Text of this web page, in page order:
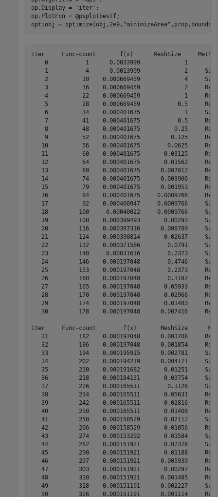
op.Display =
'iter' ;
op.PlotFcn = @psplotbestf;
optiobj = optimize(obj,2e9, "minimizeArea" ,prop,bounds,
Iter     Func-count       f(x)      MeshSize     Method
    0           1      0.0033999             1
1           4      0.0013999             2
2          10    0.000669459             4
3          16    0.000669459             2
4          22    0.000669459             1
5          28    0.000669459           0.5
6          34    0.000401675             1
7          41    0.000401675           0.5
8          48    0.000401675          0.25
9          52    0.000401675         0.125
10          56    0.000401675        0.0625
11          60    0.000401675       0.03125
12          64    0.000401675       0.01562
13          69    0.000401675      0.007812
14          74    0.000401675      0.003906
15          79    0.000401675      0.001953
16          84    0.000401675     0.0009766
17          92    0.000400947     0.0009766
18         100     0.00040022     0.0009766
19         108    0.000399493       0.00293
20         116    0.000397316      0.008789
21         124    0.000390814       0.02637
22         132    0.000371566        0.0791
23         140     0.00031616        0.2373
24         146    0.000197048        0.4746
25         153    0.000197048        0.2373
26         160    0.000197048        0.1187
27         165    0.000197048       0.05933
28         170    0.000197048       0.02966
29         174    0.000197048       0.01483
30         178    0.000197048      0.007416
Iter     Func-count        f(x)       MeshSize
31         182    0.000197048      0.003708
32         186    0.000197048      0.001854
33         194    0.000195915      0.002781
34         202    0.000194219      0.004171
35         210    0.000191682       0.01251
36         218    0.000184131       0.03754
37         226    0.000165511        0.1126
38         234    0.000165511       0.05631
39         242    0.000165511       0.02816
40         250    0.000165511       0.01408
41         258    0.000158529       0.02112
42         266    0.000158529       0.01056
43         274    0.000153292       0.01584
44         282    0.000151921       0.02376
45         290    0.000151921       0.01188
46         297    0.000151921      0.005939
47         303    0.000151921       0.00297
48         310    0.000151921      0.001485
49         318    0.000151191      0.002227
50         326    0.000151191      0.001114